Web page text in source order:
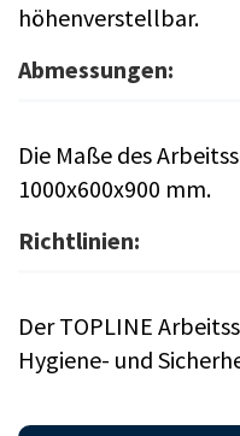
höhenverstellbar.
Abmessungen:
Die Maße des
1000x600x900 mm.
Richtlinien:
Der TOPLINE
Hygiene- und